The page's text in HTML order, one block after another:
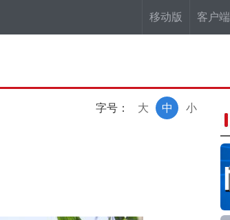
移动版 客户端
字号： 小
中
大